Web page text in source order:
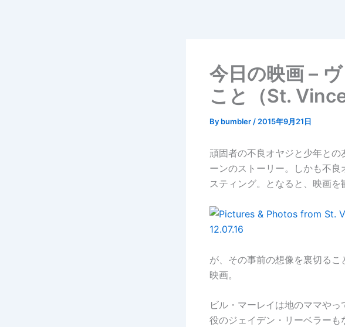
今日の映画 –
こと（St.
By bumbler / 2015年9月21日
頑固者の不良オヤジと少年と
ーンのストーリー。しかも不
スティング。となると、映画を
が、その事前の想像を裏切る
映画。
ビル・マーレイは地のママや
役のジェイデン・リーベラー